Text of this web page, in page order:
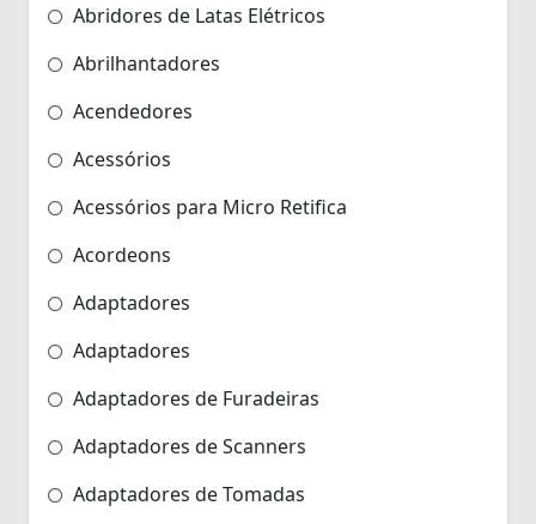
Abridores de Latas Elétricos
Abrilhantadores
Acendedores
Acessórios
Acessórios para Micro Retifica
Acordeons
Adaptadores
Adaptadores
Adaptadores de Furadeiras
Adaptadores de Scanners
Adaptadores de Tomadas